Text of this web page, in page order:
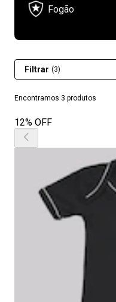
Fogão
Encontramos 3 produtos
Filtrar (3)
12% OFF